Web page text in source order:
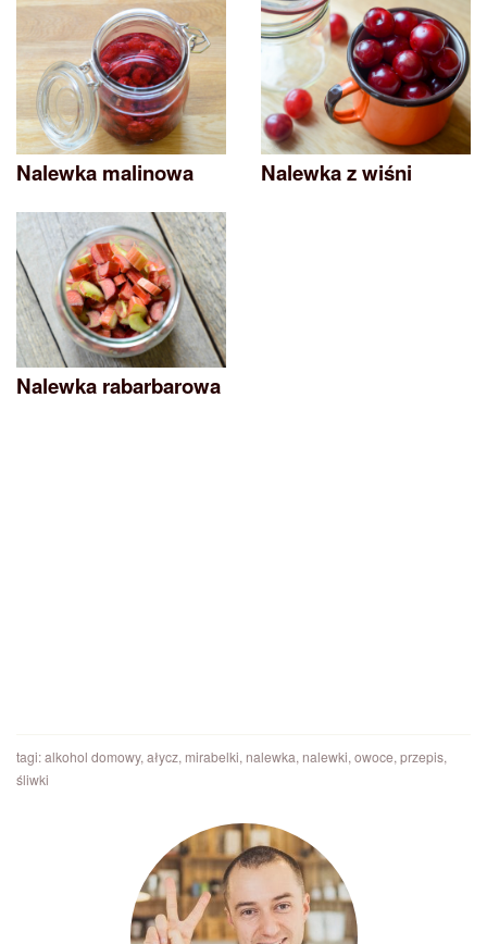
Nalewka malinowa Nalewka z wiśni
Nalewka rabarbarowa
tagi:alkohol domowy, ałycz, mirabelki, nalewka, nalewki, owoce, przepis,
śliwki